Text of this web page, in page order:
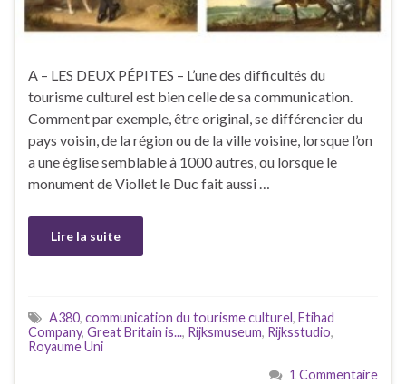
A – LES DEUX PÉPITES – L’une des difficultés du
tourisme culturel est bien celle de sa communication.
Comment par exemple, être original, se différencier du
pays voisin, de la région ou de la ville voisine, lorsque l’on
a une église semblable à 1000 autres, ou lorsque le
monument de Viollet le Duc fait aussi …
Lire la suite
A380, communication du tourisme culturel, Etihad
Company, Great Britain is..., Rijksmuseum, Rijksstudio,
Royaume Uni
1 Commentaire